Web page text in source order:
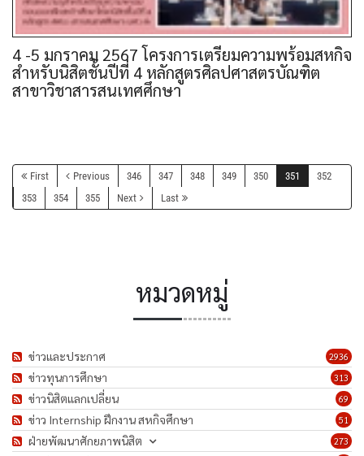
4 -5 มกราคม 2567 โครงการเตรียมความพร้อมสหกิจ
สำหรับนิสิตชั้นปีที่ 4 หลักสูตรศิลปศาสตรบัณฑิต
สาขาวิชาสารสนเทศศึกษา
First Previous 346 347 348 349 350 351
352
353
354 355 Next Last
หมวดหมู่
2936
ข่าวและประกาศ
313
ข่าวทุนการศึกษา
69
ข่าวนิสิตแลกเปลี่ยน
51
ข่าว Internship ฝึกงาน สหกิจศึกษา
273
ฝ่ายพัฒนาศักยภาพนิสิต